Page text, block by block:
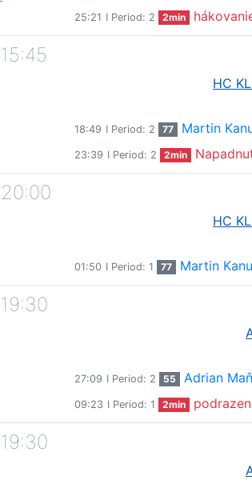
25:21 I Period: 2 2min
15:45
HC
18:49 I Period: 2 77 Martin
23:39 I Period: 2 2min
20:00
HC
01:50 I Period: 1 77 Martin
19:30
27:09 I Period: 2 55 Adrian
09:23 I Period: 1 2min
19:30